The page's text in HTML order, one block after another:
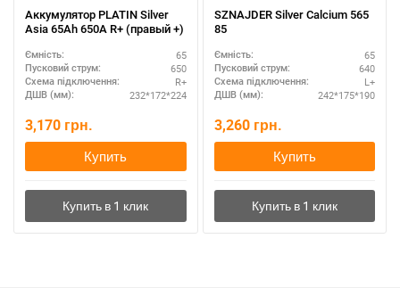
Аккумулятор PLATIN Silver
Asia 65Ah 650A R+ (правый +)
Ємність: 65
Пусковий струм: 650
Схема підключення: R+
ДШВ (мм): 232*172*224
3,170 грн.
Купить
SZNAJDER Silver Calcium 565
85
Ємність: 65
Пусковий струм: 640
Схема підключення: L+
ДШВ (мм): 242*175*190
3,260 грн.
Купить